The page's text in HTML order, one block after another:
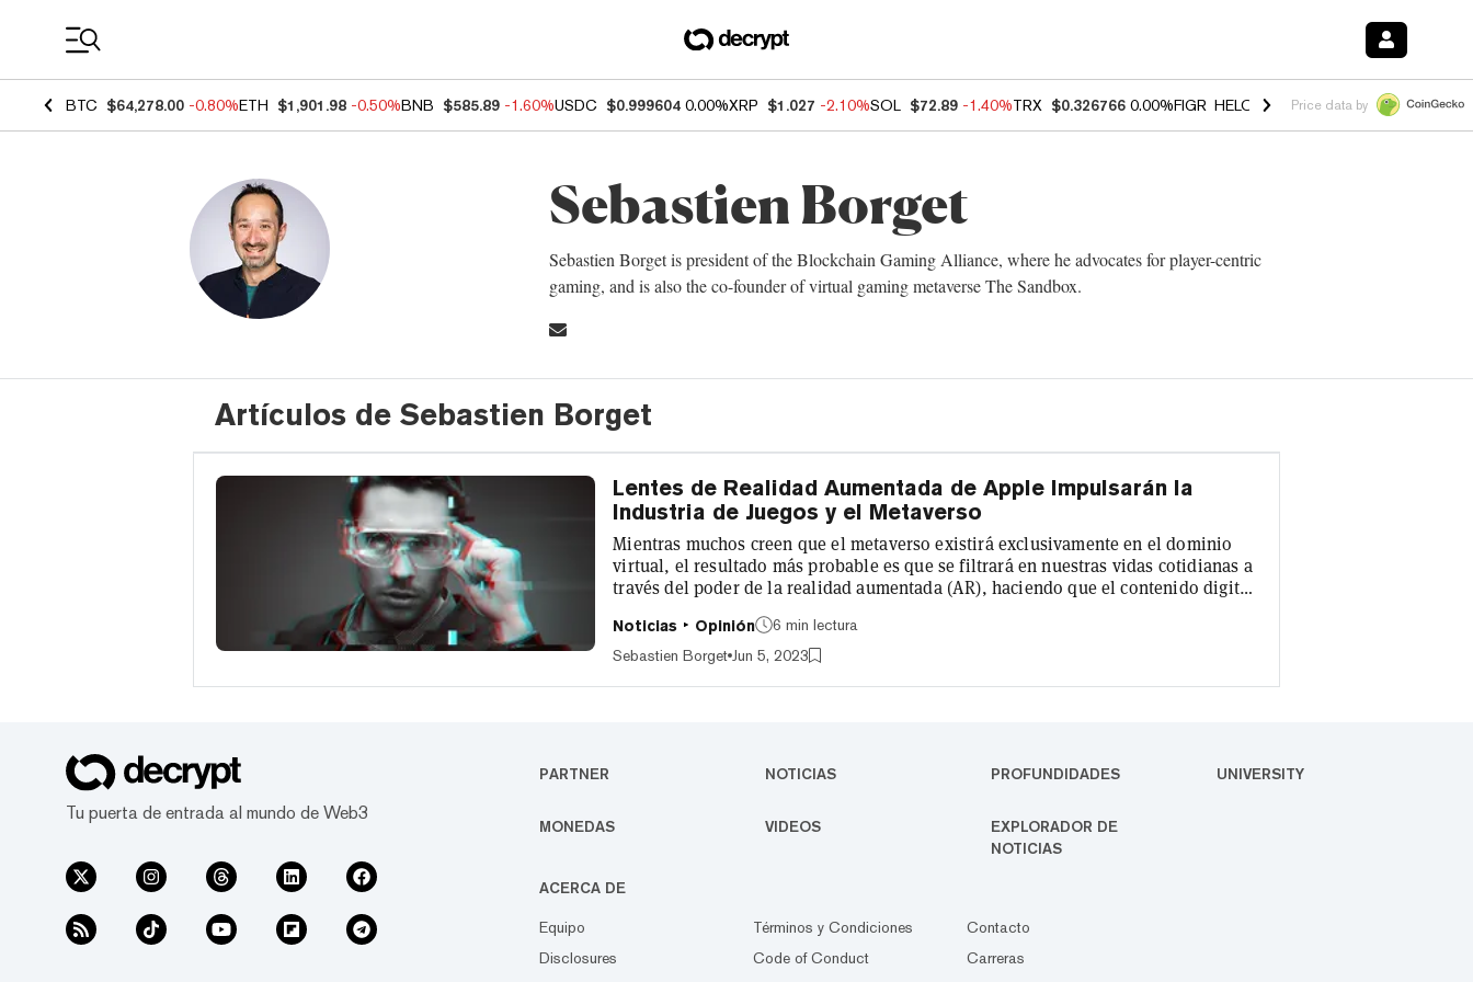
BTC $64,278.00 -0.80%ETH $1,901.98 -0.50%BNB $585.89 -1.60%USDC $0.999604 0.00%XRP $1.027 -2.10%SOL $72.89 -1.40%TRX $0.326766 0.00%FIGR_HELOC $1.035 1.50% HYPE $55.63
Price data by
Sebastien Borget
Sebastien Borget is president of the Blockchain Gaming Alliance, where he advocates for player-centric
gaming, and is also the co-founder of virtual gaming metaverse The Sandbox.
Artículos de Sebastien Borget
Lentes de Realidad Aumentada de Apple Impulsarán la
Industria de Juegos y el Metaverso
Mientras muchos creen que el metaverso existirá exclusivamente en el dominio
virtual, el resultado más probable es que se filtrará en nuestras vidas cotidianas a
través del poder de la realidad aumentada (AR), haciendo que el contenido digital
exactamente la promesa de tecnologías como el próximo auricular de realidad
mixta de Apple, que se rumorea ampliamente que se lanzará el lunes en la
Noticias Opinión
6 min lectura
Sebastien Borget Jun 5, 2023
Tu puerta de entrada al mundo de Web3
PARTNER NOTICIAS PROFUNDIDADES UNIVERSITY
MONEDAS VIDEOS
EXPLORADOR DE
NOTICIAS
ACERCA DE
Equipo
Disclosures
Términos y Condiciones
Code of Conduct
Contacto
Carreras